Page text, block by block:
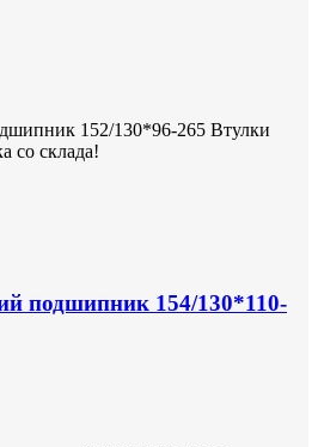
152/130*96-265 Втулки
со склада!
подшипник 154/130*110-